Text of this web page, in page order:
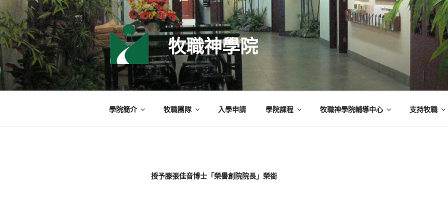
跳
至
主
要
內
容
牧職神學院
學院簡介 牧職團隊 入學申請 學院課程 牧職神學院輔導中心 支持牧職
授予滕張佳音博士「榮譽創院院長」榮銜